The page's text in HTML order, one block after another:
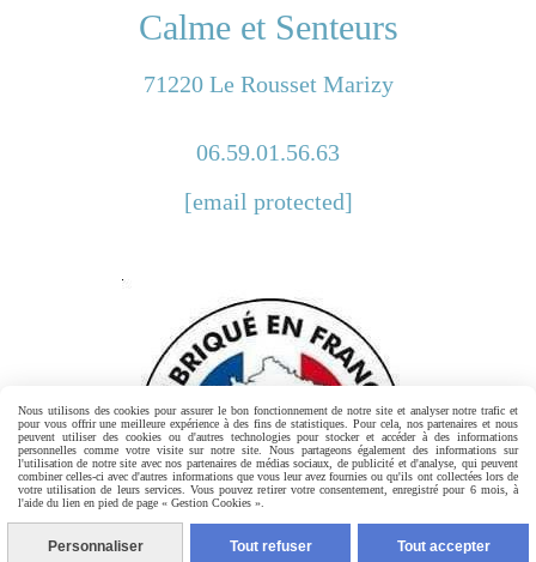
Calme et Senteurs
71220 Le Rousset Marizy
06.59.01.56.63
[email protected]
Nous utilisons des cookies pour assurer le bon fonctionnement de notre site et analyser notre trafic et
pour vous offrir une meilleure expérience à des fins de statistiques. Pour cela, nos partenaires et nous
peuvent utiliser des cookies ou d'autres technologies pour stocker et accéder à des informations
personnelles comme votre visite sur notre site. Nous partageons également des informations sur
l'utilisation de notre site avec nos partenaires de médias sociaux, de publicité et d'analyse, qui peuvent
combiner celles-ci avec d'autres informations que vous leur avez fournies ou qu'ils ont collectées lors de
votre utilisation de leurs services. Vous pouvez retirer votre consentement, enregistré pour 6 mois, à
l'aide du lien en pied de page « Gestion Cookies ».
Personnaliser Tout refuser Tout accepter